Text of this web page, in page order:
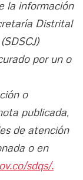
la información
Distrital
por un o
o
publicada,
de atención
o en
sdqs/.